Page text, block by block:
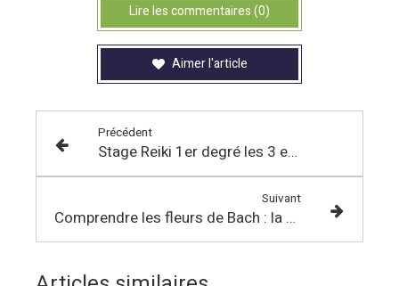
Lire les commentaires (0)
Aimer l'article
Précédent
Stage Reiki 1er degré les 3 et 4 octobre 2026
Suivant
Comprendre les fleurs de Bach : la différence entre fleurs d’humeur et fleurs de type